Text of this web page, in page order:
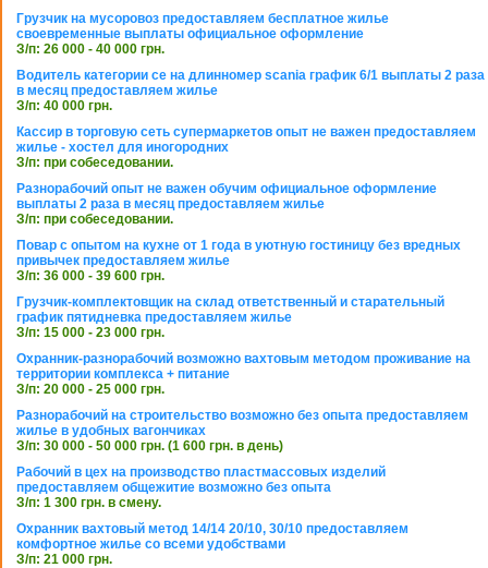
Грузчик на мусоровоз предоставляем бесплатное жилье
своевременные выплаты официальное оформление
З/п: 26 000 - 40 000 грн.
Водитель категории се на длинномер scania график 6/1 выплаты 2 раза
в месяц предоставляем жилье
З/п: 40 000 грн.
Кассир в торговую сеть супермаркетов опыт не важен предоставляем
жилье - хостел для иногородних
З/п: при собеседовании.
Разнорабочий опыт не важен обучим официальное оформление
выплаты 2 раза в месяц предоставляем жилье
З/п: при собеседовании.
Повар с опытом на кухне от 1 года в уютную гостиницу без вредных
привычек предоставляем жилье
З/п: 36 000 - 39 600 грн.
Грузчик-комплектовщик на склад ответственный и старательный
график пятидневка предоставляем жилье
З/п: 15 000 - 23 000 грн.
Охранник-разнорабочий возможно вахтовым методом проживание на
территории комплекса + питание
З/п: 20 000 - 25 000 грн.
Разнорабочий на строительство возможно без опыта предоставляем
жилье в удобных вагончиках
З/п: 30 000 - 50 000 грн. (1 600 грн. в день)
Рабочий в цех на производство пластмассовых изделий
предоставляем общежитие возможно без опыта
З/п: 1 300 грн. в смену.
Охранник вахтовый метод 14/14 20/10, 30/10 предоставляем
комфортное жилье со всеми удобствами
З/п: 21 000 грн.